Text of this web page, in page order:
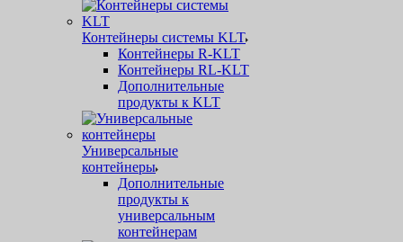
Контейнеры системы KLT
Контейнеры R-KLT
Контейнеры RL-KLT
Дополнительные
продукты к KLT
Универсальные
контейнеры
Дополнительные
продукты к
универсальным
контейнерам